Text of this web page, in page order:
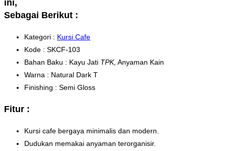
ini,
Sebagai Berikut :
Kategori : Kursi Cafe
Kode : SKCF-103
Bahan Baku : Kayu Jati TPK, Anyaman Kain
Warna : Natural Dark T
Finishing : Semi Gloss
Fitur :
Kursi cafe bergaya minimalis dan modern.
Dudukan memakai anyaman terorganisir.